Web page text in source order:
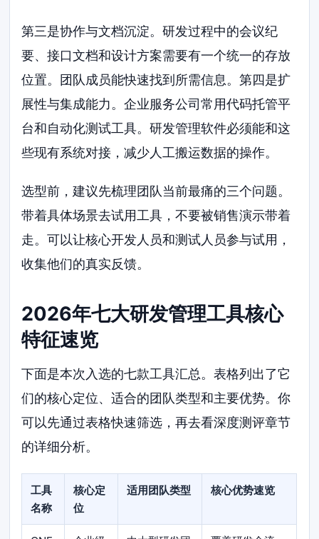
第三是协作与文档沉淀。研发过程中的会议纪
要、接口文档和设计方案需要有一个统一的存放
位置。团队成员能快速找到所需信息。第四是扩
展性与集成能力。企业服务公司常用代码托管平
台和自动化测试工具。研发管理软件必须能和这
些现有系统对接，减少人工搬运数据的操作。
选型前，建议先梳理团队当前最痛的三个问题。
带着具体场景去试用工具，不要被销售演示带着
走。可以让核心开发人员和测试人员参与试用，
收集他们的真实反馈。
2026年七大研发管理工具核心
特征速览
下面是本次入选的七款工具汇总。表格列出了它
们的核心定位、适合的团队类型和主要优势。你
可以先通过表格快速筛选，再去看深度测评章节
的详细分析。
工具
名称
核心定
位
适用团队类型 核心优势速览